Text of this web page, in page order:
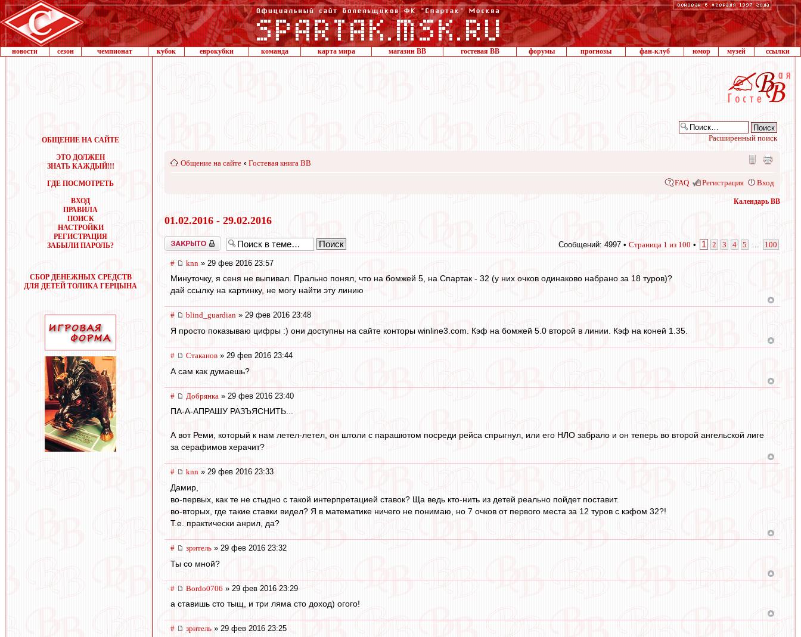
новости сезон чемпионат кубок еврокубки команда карта мира магазин ВВ гостевая ВВ форумы прогнозы фан-клуб юмор музей ссылки
ОБЩЕНИЕ НА САЙТЕ
ЭТО ДОЛЖЕН
ЗНАТЬ КАЖДЫЙ!!!
ГДЕ ПОСМОТРЕТЬ
ВХОД
ПРАВИЛА
ПОИСК
НАСТРОЙКИ
РЕГИСТРАЦИЯ
ЗАБЫЛИ ПАРОЛЬ?
СБОР ДЕНЕЖНЫХ СРЕДСТВ
ДЛЯ ДЕТЕЙ ТОЛИКА ГЕРЦЫНА
Расширенный поиск
Общение на сайте ‹ Гостевая книга ВВ
FAQ Регистрация Вход
Календарь ВВ
01.02.2016 - 29.02.2016
Закрыто Сообщений: 4997 • Страница 1 из 100 • 1 2 3 4 5 100
# knn » 29 фев 2016 23:57
Минуточку, я сеня не выпивал. Прально понял, что на бомжей 5, на Спартак - 32 (у них очков одинаково набрано за 18 туров)?
дай ссылку на картинку, не могу найти эту линию
# blind_guardian » 29 фев 2016 23:48
Я просто показываю цифры :) они доступны на сайте конторы winline3.com. Кэф на бомжей 5.0 второй в линии. Кэф на коней 1.35.
# Cтаканов » 29 фев 2016 23:44
А сам как думаешь?
# Добрянка » 29 фев 2016 23:40
ПА-А-АПРАШУ РАЗЪЯСНИТЬ...
А вот Реми, который к нам летел-летел, он штоли с парашютом посреди рейса спрыгнул, или его НЛО забрало и он теперь во второй ангельской лиге
за серафимов херачит?
# knn » 29 фев 2016 23:33
Дамир,
во-первых, как те не стыдно с такой интерпретацией ставок? Ща ведь кто-нить из детей реально пойдет поставит.
во-вторых, где такие ставки видел? Я в математике ничего не понимаю, но 7 очков от первого места за 12 туров с кэфом 32?!
Т.е. практически анрил, да?
# зpитель » 29 фев 2016 23:32
Ты со мной?
# Bordo0706 » 29 фев 2016 23:29
а ставишь сто тыщ, и три ляма сто доход) огого!
# зpитель » 29 фев 2016 23:25